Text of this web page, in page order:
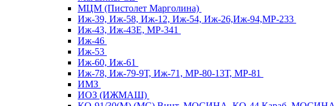
МЦМ (Пистолет Марголина)
Иж-39, Иж-58, Иж-12, Иж-54, Иж-26,Иж-94,МР-233
Иж-43, Иж-43Е, МР-341
Иж-46
Иж-53
Иж-60, Иж-61
Иж-78, Иж-79-9Т, Иж-71, МР-80-13Т, МР-81
ИМЗ
ИОЗ (ИЖМАШ)